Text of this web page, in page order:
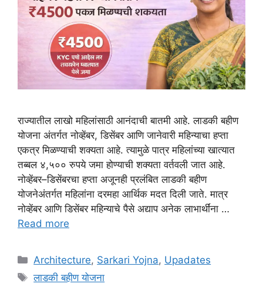
राज्यातील लाखो महिलांसाठी आनंदाची बातमी आहे. लाडकी बहीण
योजना अंतर्गत नोव्हेंबर, डिसेंबर आणि जानेवारी महिन्याचा हप्ता
एकत्र मिळण्याची शक्यता आहे. त्यामुळे पात्र महिलांच्या खात्यात
तब्बल ४,५०० रुपये जमा होण्याची शक्यता वर्तवली जात आहे.
नोव्हेंबर–डिसेंबरचा हप्ता अजूनही प्रलंबित लाडकी बहीण
योजनेअंतर्गत महिलांना दरमहा आर्थिक मदत दिली जाते. मात्र
नोव्हेंबर आणि डिसेंबर महिन्याचे पैसे अद्याप अनेक लाभार्थींना …
Read more
Categories
Architecture, Sarkari Yojna, Upadates
Tags
लाडकी बहीण योजना